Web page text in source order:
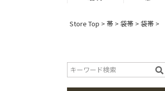
Store Top 帯 袋帯 袋帯